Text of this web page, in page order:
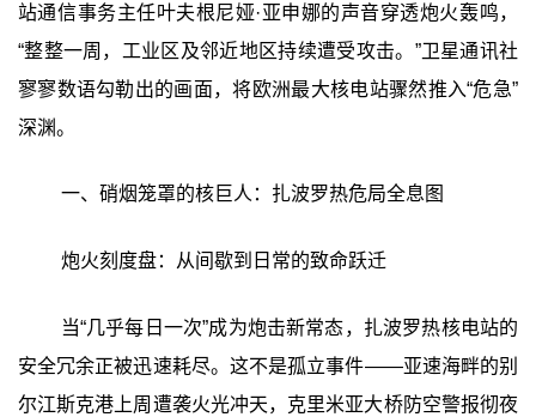
站通信事务主任叶夫根尼娅·亚申娜的声音穿透炮火轰鸣，
“整整一周，工业区及邻近地区持续遭受攻击。”卫星通讯社
寥寥数语勾勒出的画面，将欧洲最大核电站骤然推入“危急”
深渊。
一、硝烟笼罩的核巨人：扎波罗热危局全息图
炮火刻度盘：从间歇到日常的致命跃迁
当“几乎每日一次”成为炮击新常态，扎波罗热核电站的
安全冗余正被迅速耗尽。这不是孤立事件——亚速海畔的别
尔江斯克港上周遭袭火光冲天，克里米亚大桥防空警报彻夜